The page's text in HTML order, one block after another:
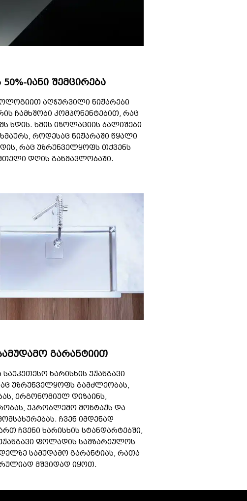
50%-იანი შემცირება
აღჭურვილი ნიჟარები
ჩამხშობი კომპონენტებით, რაც
ხდის. ხმის იზოლაციის ბალიშები
როდესაც ნიჟარაში წყალი
რაც უზრუნველყოფს თქვენს
დღის განმავლობაში.
გარანტიით
ხარისხის უჟანგავი
უზრუნველყოფს გამძლეობას,
ერგონომიულ დიზაინს,
უპრობლემო მონტაჟს და
ჩვენ იმდენად
ჩვენი ხარისხის სტანდარტებში,
ფოლადის სამზარეულოს
სამუდამო გარანტიას, რათა
მშვიდად იყოთ.